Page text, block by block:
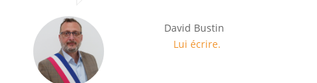
David Bustin
Lui écrire.